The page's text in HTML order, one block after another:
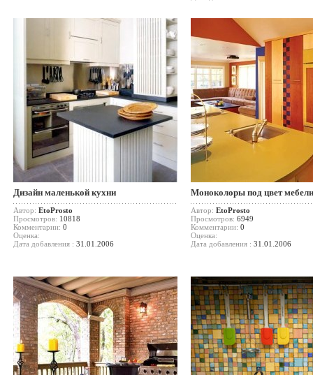
Дизайн маленькой кухни
Автор: EtoProsto
Просмотров: 10818
Комментарии: 0
Оценка:
Дата добавления : 31.01.2006
Моноколоры под цвет мебели
Автор: EtoProsto
Просмотров: 6949
Комментарии: 0
Оценка:
Дата добавления : 31.01.2006